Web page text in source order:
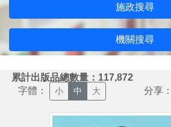
施政搜尋
機關搜尋
累計出版品總數量：117,872
字體： 小 中 大 分享：